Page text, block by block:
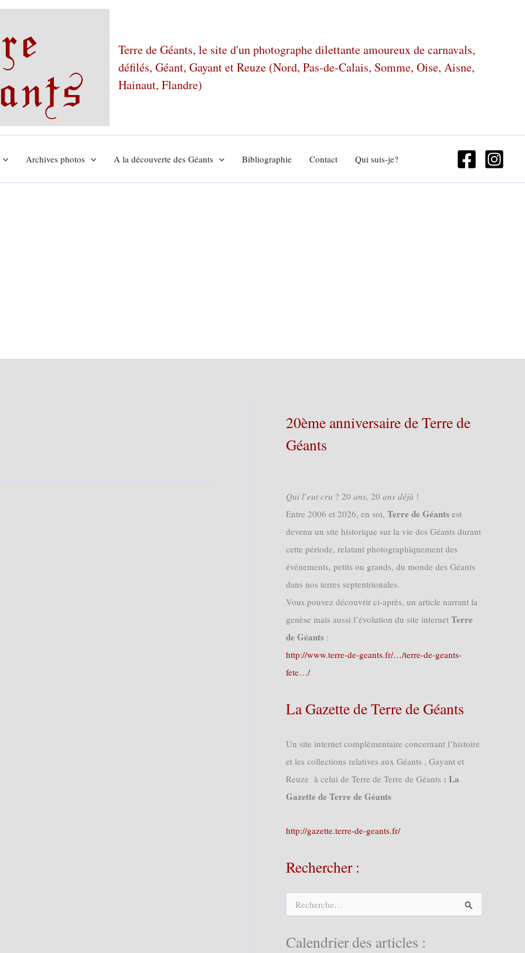
Terre de Géants, le site d'un photographe dilettante amoureux de carnavals,
défilés, Géant, Gayant et Reuze (Nord, Pas-de-Calais, Somme, Oise, Aisne,
Hainaut, Flandre)
Archives photos A la découverte des Géants Bibliographie Contact Qui suis-je?
20ème anniversaire de Terre de
Géants
𝑄𝑢𝑖 𝑙’𝑒𝑢𝑡 𝑐𝑟𝑢 ? 20 𝑎𝑛𝑠, 20 𝑎𝑛𝑠 𝑑𝑒́𝑗𝑎̀ !
Entre 2006 et 2026, en soi, Terre de Géants est
devenu un site historique sur la vie des Géants durant
cette période, relatant photographiquement des
événements, petits ou grands, du monde des Géants
dans nos terres septentrionales.
Vous pouvez découvrir ci-après, un article narrant la
genèse mais aussi l’évolution du site internet Terre
de Géants :
http://www.terre-de-geants.fr/…/terre-de-geants-
fete…/
La Gazette de Terre de Géants
Un site internet complémentaire concernant l’histoire
et les collections relatives aux Géants , Gayant et
Reuze à celui de Terre de Terre de Géants : La
Gazette de Terre de Géants
http://gazette.terre-de-geants.fr/
Rechercher :
e
Calendrier des articles :